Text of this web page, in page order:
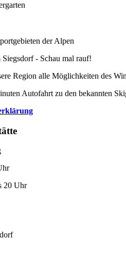
der Alpen
- Schau mal rauf!
Region alle Möglichkeiten des
Autofahrt zu den bekannten
20 Uhr